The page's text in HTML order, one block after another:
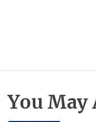
You May